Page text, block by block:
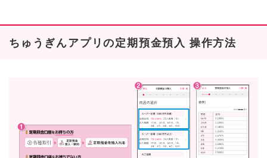
ちゅうぎんアプリの定期預金預入 操作方法